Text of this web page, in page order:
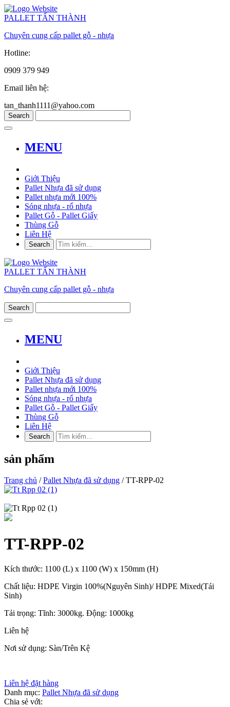
PALLET TẤN THÀNH
Chuyên cung cấp pallet gỗ - nhựa
Hotline:
0909 379 949
Email liên hệ:
tan_thanh1111@yahoo.com
MENU
Giới Thiệu
Pallet Nhựa đã sử dụng
Pallet nhựa mới 100%
Sóng nhựa - rổ nhựa
Pallet Gỗ - Pallet Giấy
Thùng Gỗ
Liên Hệ
PALLET TẤN THÀNH
Chuyên cung cấp pallet gỗ - nhựa
MENU
Giới Thiệu
Pallet Nhựa đã sử dụng
Pallet nhựa mới 100%
Sóng nhựa - rổ nhựa
Pallet Gỗ - Pallet Giấy
Thùng Gỗ
Liên Hệ
sản phẩm
Trang chủ /Pallet Nhựa đã sử dụng / TT-RPP-02
TT-RPP-02
Kích thước: 1100 (L) x 1100 (W) x 150mm (H)
Chất liệu: HDPE Virgin 100%(Nguyên Sinh)/ HDPE Mixed(Tái
Sinh)
Tải trọng: Tĩnh: 3000kg. Động: 1000kg
Liên hệ
Nơi sử dụng: Sàn/Trên Kệ
Liên hệ đặt hàng
Danh mục: Pallet Nhựa đã sử dụng
Chia sẻ với: